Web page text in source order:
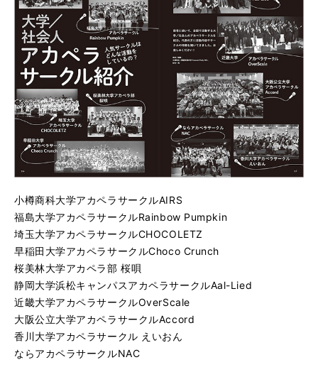
小樽商科大学アカペラサークルAIRS
福島大学アカペラサークルRainbow Pumpkin
埼玉大学アカペラサークルCHOCOLETZ
早稲田大学アカペラサークルChoco Crunch
桜美林大学アカペラ部 桜唄
静岡大学浜松キャンパスアカペラサークルAal-Lied
近畿大学アカペラサークルOverScale
大阪公立大学アカペラサークルAccord
香川大学アカペラサークル えいおん
ならアカペラサークルNAC